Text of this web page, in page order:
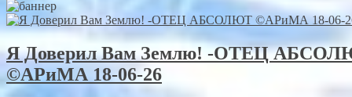
Я Доверил Вам Землю! -ОТЕЦ
©АРиМА 18-06-26